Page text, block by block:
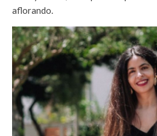
aflorando.